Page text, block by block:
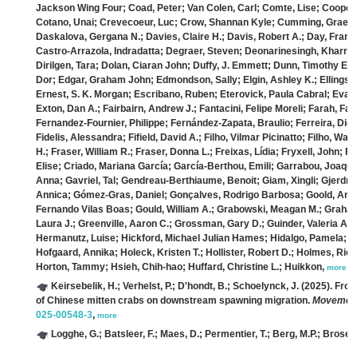
Jackson Wing Four; Coad, Peter; Van Colen, Carl; Comte, Lise;
Cotano, Unai; Crevecoeur, Luc; Crow, Shannan Kyle; Cumming,
Daskalova, Gergana N.; Davies, Claire H.; Davis, Robert A.; Day,
Castro‐Arrazola, Indradatta; Degraer, Steven; Deonarinesingh,
Dirilgen, Tara; Dolan, Ciaran John; Duffy, J. Emmett; Dunn, Timothy
Dor; Edgar, Graham John; Edmondson, Sally; Elgin, Ashley K.;
Ernest, S. K. Morgan; Escribano, Ruben; Eterovick, Paula Cabral;
Exton, Dan A.; Fairbairn, Andrew J.; Fantacini, Felipe Moreli; Farah,
Fernandez‐Fournier, Philippe; Fernández‐Zapata, Braulio; Ferreira,
Fidelis, Alessandra; Fifield, David A.; Filho, Vilmar Picinatto; Filho,
H.; Fraser, William R.; Fraser, Donna L.; Freixas, Lídia; Fryxell, John;
Elise; Criado, Mariana García; García‐Berthou, Emili; Garrabou,
Anna; Gavriel, Tal; Gendreau‐Berthiaume, Benoit; Giam, Xingli;
Annica; Gómez‐Gras, Daniel; Gonçalves, Rodrigo Barbosa; Goold,
Fernando Vilas Boas; Gould, William A.; Grabowski, Meagan M.;
Laura J.; Greenville, Aaron C.; Grossman, Gary D.; Guinder, Valeria
Hermanutz, Luise; Hickford, Michael Julian Hames; Hidalgo, Pamela;
Hofgaard, Annika; Holeck, Kristen T.; Hollister, Robert D.; Holmes,
Horton, Tammy; Hsieh, Chih‐hao; Huffard, Christine L.; Huikkon, more
Keirsebelik, H.; Verhelst, P.; D'hondt, B.; Schoelynck, J. (2025).
of Chinese mitten crabs on downstream spawning migration.
025-00548-3, more
Logghe, G.; Batsleer, F.; Maes, D.; Permentier, T.; Berg, M.P.;